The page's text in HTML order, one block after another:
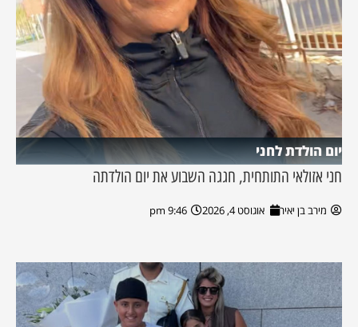
יום הולדת לחני
חני אזולאי התותחית, חגגה השבוע את יום הולדתה
מירב בן יאיר אוגוסט 4, 2026 9:46 pm